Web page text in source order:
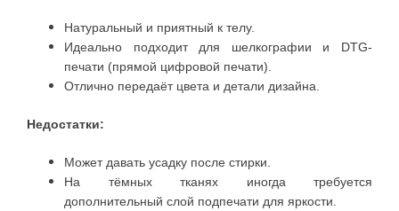
Натуральный и приятный к телу.
Идеально подходит для шелкографии и DTG-
печати (прямой цифровой печати).
Отлично передаёт цвета и детали дизайна.
Недостатки:
Может давать усадку после стирки.
На тёмных тканях иногда требуется
дополнительный слой подпечати для яркости.